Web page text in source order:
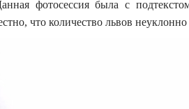
фотосессия была с
что количество львов